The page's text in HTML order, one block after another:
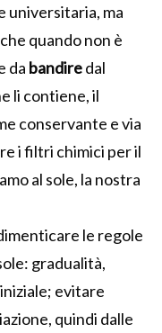
universitaria, ma
quando non è
da bandiredal
li contiene, il
conservante e via
i filtri chimici per il
al sole, la nostra
le regole
gradualità,
evitare
quindi dalle